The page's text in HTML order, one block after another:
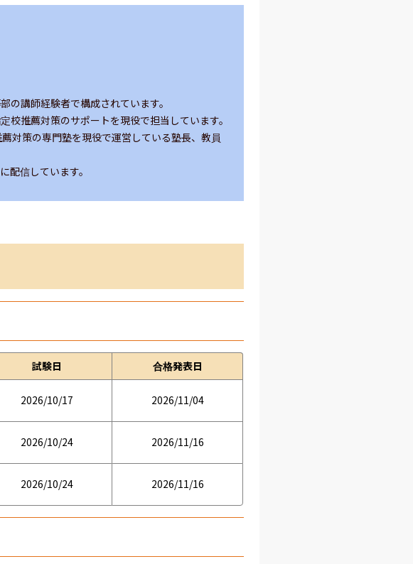
講師経験者で構成されています。
推薦対策のサポートを現役で担当しています。
対策の専門塾を現役で運営している塾長、教員
配信しています。
試験日
合格発表日
2026/10/17 2026/11/04
2026/10/24 2026/11/16
2026/10/24 2026/11/16